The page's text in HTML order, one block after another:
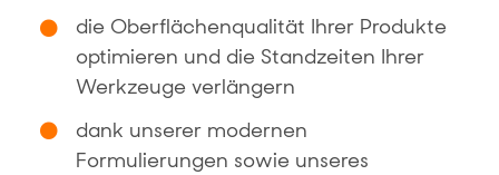
die Oberflächenqualität Ihrer Produkte
optimieren und die Standzeiten Ihrer
Werkzeuge verlängern
dank unserer modernen
Formulierungen sowie unseres